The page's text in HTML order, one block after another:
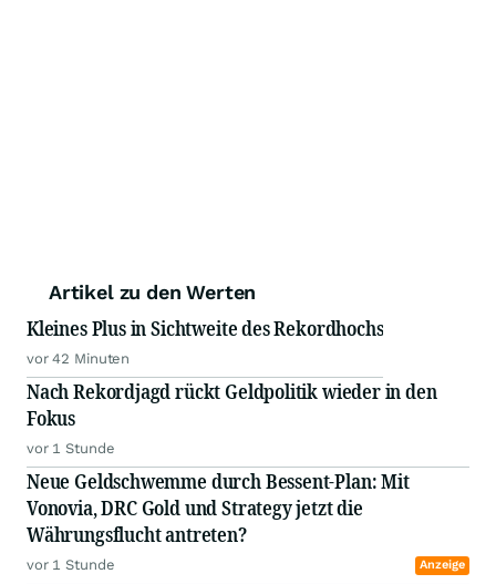
Artikel zu den Werten
Kleines Plus in Sichtweite des Rekordhochs
vor 42 Minuten
Nach Rekordjagd rückt Geldpolitik wieder in den
Fokus
vor 1 Stunde
Neue Geldschwemme durch Bessent-Plan: Mit
Vonovia, DRC Gold und Strategy jetzt die
Währungsflucht antreten?
vor 1 Stunde Anzeige